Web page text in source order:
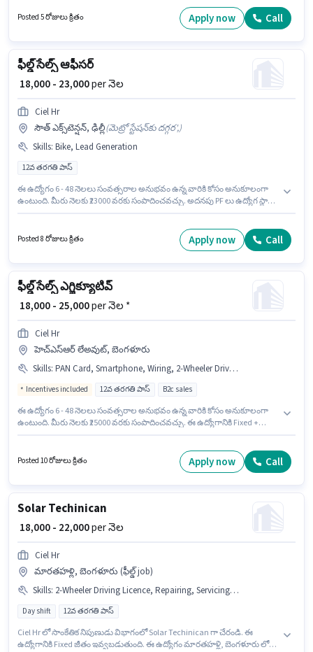
Incentives జీతం అందుబాటులో ఉంది. ఈ ఉద్యోగానికి అభ్యర్థులు తప్పనిసరిగా 12వ
తరగతి పాస్ డిగ్రీ/సర్టిఫికెట్ కలిగి ఉండాలి. ఈ ఉద్యోగంలో అదనపు ప్రయోజనాలు PF
Posted 5 రోజులు క్రితం Apply now Call
ఫీల్డ్ సేల్స్ ఆఫీసర్
₹ 18,000 - 23,000per నెల
Ciel Hr
సౌత్ ఎక్స్‌టెన్షన్, ఢిల్లీ(మెట్రో స్టేషన్‌కు దగ్గర',)
Skills: Bike, Lead Generation
12వ తరగతి పాస్
ఈ ఉద్యోగం 6 - 48 నెలలు సంవత్సరాల అనుభవం ఉన్న వారికి కోసం అనుకూలంగా
ఉంటుంది. మీరు నెలకు ₹23000 వరకు సంపాదించవచ్చు. అదనపు PF లు ఉద్యోగ స్థాయి
ఇవ్వబడుతుంది. ఈ ఖాళీ సౌత్ ఎక్స్‌టెన్షన్, ఢిల్లీ లో ఉంది. ఈ ఉద్యోగానికి Bike కలిగి
Posted 8 రోజులు క్రితం Apply now Call
ఫీల్డ్ సేల్స్ ఎగ్జిక్యూటివ్
₹ 18,000 - 25,000per నెల *
Ciel Hr
హెచ్ఎస్ఆర్ లేఅవుట్, బెంగళూరు
Skills: PAN Card, Smartphone, Wiring, 2-Wheeler Driving Licence, Bike, Product Demo, Lead Generation, Bank Account, Aadhar Card
Incentives included 12వ తరగతి పాస్ B2c sales
ఈ ఉద్యోగం 6 - 48 నెలలు సంవత్సరాల అనుభవం ఉన్న వారికి కోసం అనుకూలంగా
ఉంటుంది. మీరు నెలకు ₹25000 వరకు సంపాదించవచ్చు. ఈ ఉద్యోగానికి Fixed +
ఉద్యోగం హెచ్ఎస్ఆర్ లేఅవుట్, బెంగళూరు లో ఉంది. ఈ ఉద్యోగానికి అర్హత
పొందేందుకు అభ్యర్థికి Lead Generation, Product Demo, Wiring వంటి
Posted 10 రోజులు క్రితం Apply now Call
Solar Techinican
₹ 18,000 - 22,000per నెల
Ciel Hr
మారతహళ్లి, బెంగళూరు (ఫీల్డ్ job)
Skills: 2-Wheeler Driving Licence, Repairing, Servicing, Bike
Day shift 12వ తరగతి పాస్
Ciel Hr లో సాంకేతిక నిపుణుడు విభాగంలో Solar Techinican గా చేరండి. ఈ
ఉద్యోగానికి Fixed జీతం ఇవ్వబడుతుంది. ఈ ఉద్యోగం మారతహళ్లి, బెంగళూరు లో